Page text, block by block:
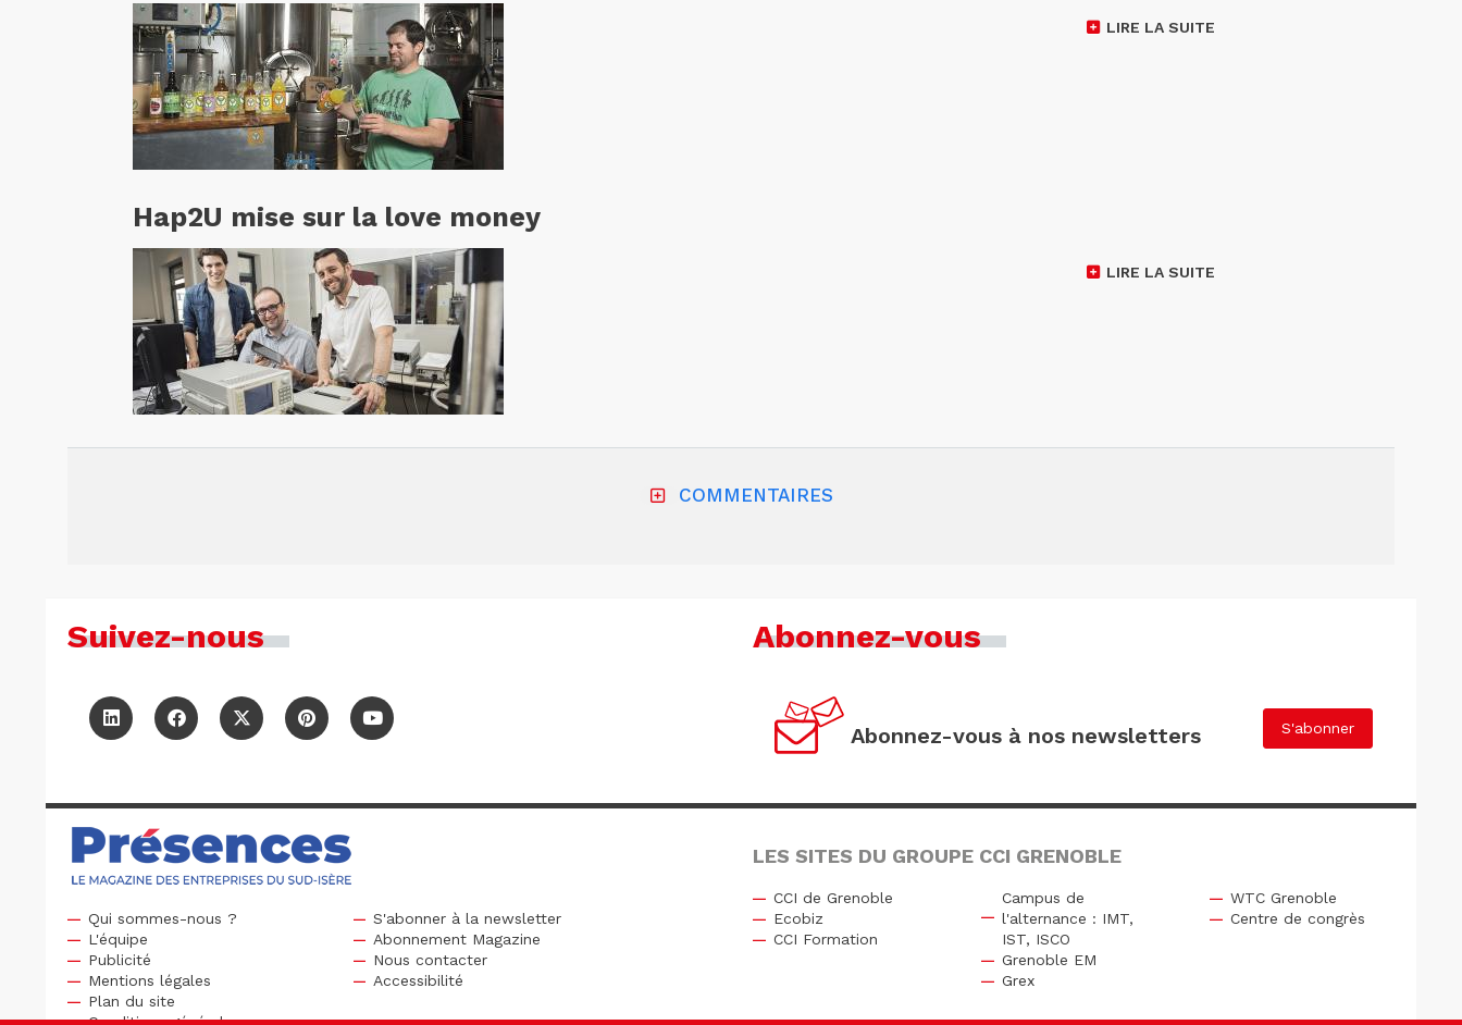
LIRE LA SUITE
Hap2U mise sur la love money
LIRE LA SUITE
COMMENTAIRES
Suivez-nous Abonnez-vous
Abonnez-vous à nos newsletters S'abonner
Qui sommes-nous ?
L'équipe
Publicité
S'abonner à la newsletter
Abonnement Magazine
Nous contacter
Mentions légales
Plan du site
Accessibilité
LES SITES DU GROUPE CCI GRENOBLE
CCI de Grenoble
Ecobiz
CCI Formation
Campus de
l'alternance : IMT,
IST, ISCO
Grenoble EM
Grex
WTC Grenoble
Centre de congrès